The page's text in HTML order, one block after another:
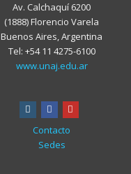
Av. Calchaquí 6200
(1888) Florencio Varela
Buenos Aires, Argentina
Tel: +54 11 4275-6100
www.unaj.edu.ar
instagram
facebook
Contacto
Sedes